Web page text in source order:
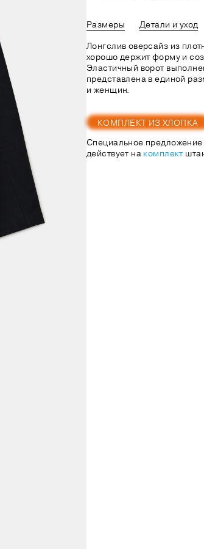
Размеры Детали и уход
Лонгслив оверсайз из
хорошо держит форму и
Эластичный ворот
представлена в единой
и женщин.
КОМПЛЕКТ ИЗ ХЛОПКА
Специальное предложение
действует на комплект